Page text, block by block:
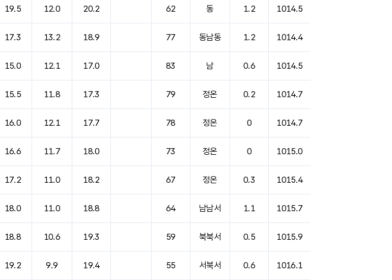
19.5 12.0 20.2 62 동 1.2 1014.5
17.3 13.2 18.9 77 동남동 1.2 1014.4
15.0 12.1 17.0 83 남 0.6 1014.5
15.5 11.8 17.3 79 정온 0.2 1014.7
16.0 12.1 17.7 78 정온 0 1014.7
16.6 11.7 18.0 73 정온 0 1015.0
17.2 11.0 18.2 67 정온 0.3 1015.4
18.0 11.0 18.8 64 남남서 1.1 1015.7
18.8 10.6 19.3 59 북북서 0.5 1015.9
19.2 9.9 19.4 55 서북서 0.6 1016.1